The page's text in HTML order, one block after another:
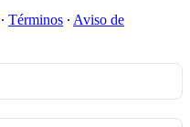
∙ Términos ∙ Aviso de